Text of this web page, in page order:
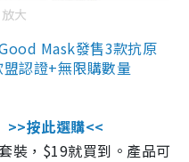
大
Mask發售3款抗原
認證+無限購數量
>>按此選購<<
裝，$19就買到。產品可